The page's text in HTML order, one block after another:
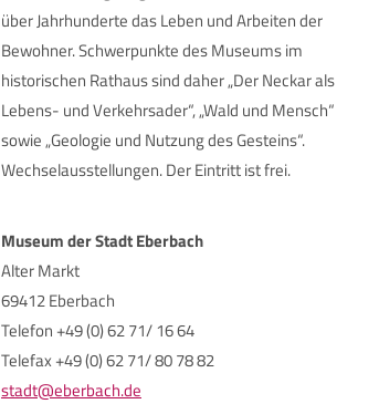
über Jahrhunderte das Leben und Arbeiten der
Bewohner. Schwerpunkte des Museums im
historischen Rathaus sind daher „Der Neckar als
Lebens- und Verkehrsader“, „Wald und Mensch“
sowie „Geologie und Nutzung des Gesteins“.
Wechselausstellungen. Der Eintritt ist frei.
Museum der Stadt Eberbach
Alter Markt
69412 Eberbach
Telefon +49 (0) 62 71/ 16 64
Telefax +49 (0) 62 71/ 80 78 82
stadt@eberbach.de